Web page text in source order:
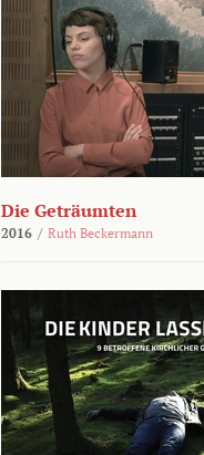
Die Geträumten
2016 / Ruth Beckermann